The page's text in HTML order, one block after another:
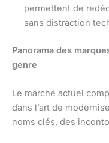
permettent de
sans distraction
Panorama des
genre
Le marché actuel
dans l’art de
noms clés, des